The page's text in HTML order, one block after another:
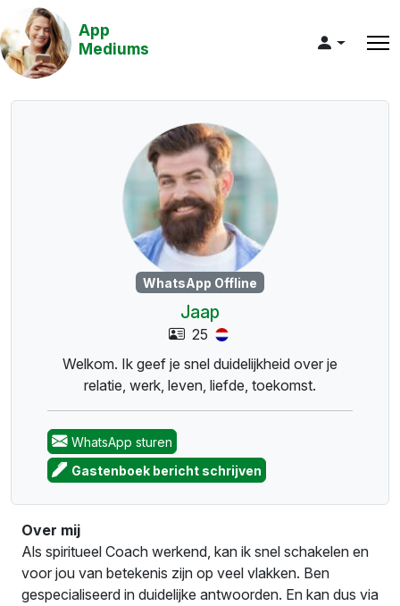
App
Mediums
WhatsApp Offline
Jaap
25
Welkom. Ik geef je snel duidelijkheid over je
relatie, werk, leven, liefde, toekomst.
WhatsApp sturen
Gastenboek bericht schrijven
Over mij
Als spiritueel Coach werkend, kan ik snel schakelen en
voor jou van betekenis zijn op veel vlakken. Ben
gespecialiseerd in duidelijke antwoorden. En kan dus via